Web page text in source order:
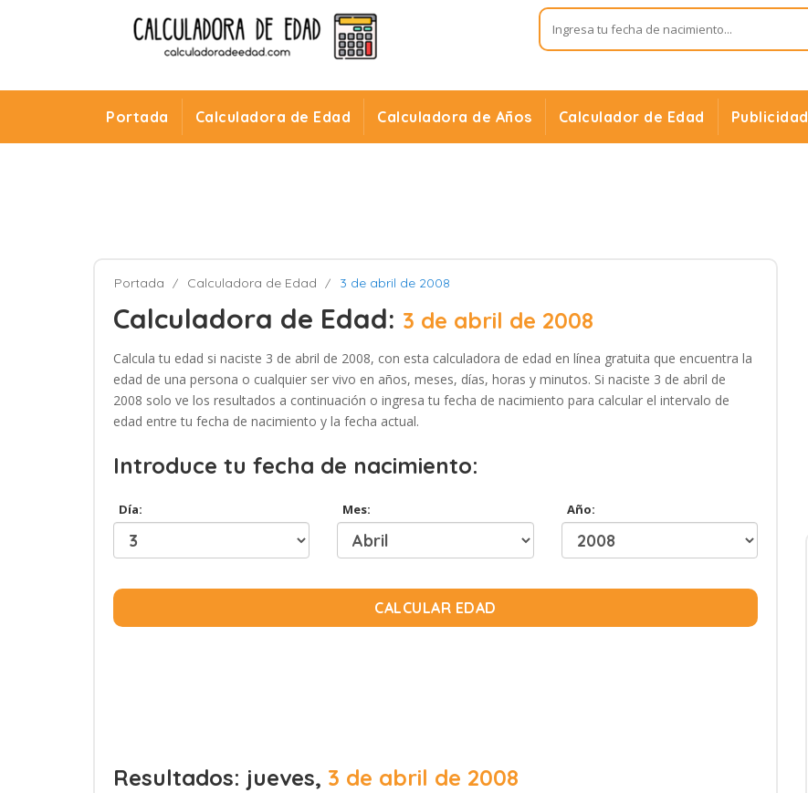
Portada Calculadora de Edad Calculadora de Años Calculador de Edad Publicidad
Portada Calculadora de Edad 3 de abril de 2008
Calculadora de Edad: 3 de abril de 2008
Calcula tu edad si naciste 3 de abril de 2008, con esta calculadora de edad en línea gratuita que encuentra la
edad de una persona o cualquier ser vivo en años, meses, días, horas y minutos. Si naciste 3 de abril de
2008 solo ve los resultados a continuación o ingresa tu fecha de nacimiento para calcular el intervalo de
edad entre tu fecha de nacimiento y la fecha actual.
Introduce tu fecha de nacimiento:
Día: Mes: Año:
CALCULAR EDAD
Resultados: jueves, 3 de abril de 2008